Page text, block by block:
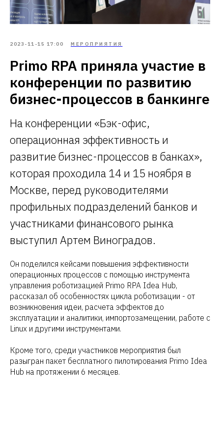
2023-11-15 17:00 МЕРОПРИЯТИЯ
Primo RPA приняла участие в
конференции по развитию
бизнес-процессов в банкинге
На конференции «Бэк-офис,
операционная эффективность и
развитие бизнес-процессов в банках»,
которая проходила 14 и 15 ноября в
Москве, перед руководителями
профильных подразделений банков и
участниками финансового рынка
выступил Артем Виноградов.
Он поделился кейсами повышения эффективности
операционных процессов с помощью инструмента
управления роботизацией Primo RPA Idea Hub,
рассказал об особенностях цикла роботизации - от
возникновения идеи, расчета эффектов до
эксплуатации и аналитики, импортозамещении, работе с
Linux и другими инструментами.
Кроме того, среди участников мероприятия был
разыгран пакет бесплатного пилотирования Primo Idea
Hub на протяжении 6 месяцев.